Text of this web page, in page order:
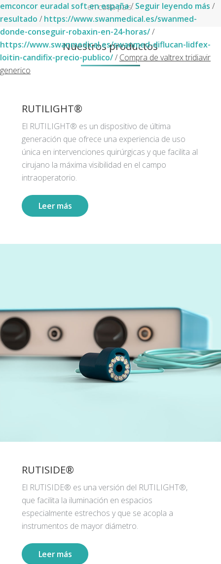
emconcor euradal soft en españa/ Seguir leyendo más /
resultado / https://www.swanmedical.es/swanmed-
donde-conseguir-robaxin-en-24-horas//
https://www.swanmedical.es/swanmed-diflucan-lidfex-
loitin-candifix-precio-publico// Compra de valtrex tridiavir
generico
en cada país.
Nuestros productos
RUTILIGHT®
El RUTILIGHT® es un dispositivo de última
generación que ofrece una experiencia de uso
única en intervenciones quirúrgicas y que facilita al
cirujano la máxima visibilidad en el campo
intraoperatorio.
Leer más
RUTISIDE®
El RUTISIDE® es una versión del RUTILIGHT®,
que facilita la iluminación en espacios
especialmente estrechos y que se acopla a
instrumentos de mayor diámetro.
Leer más